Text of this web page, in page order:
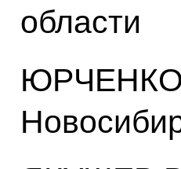
области
ЮРЧЕНКО